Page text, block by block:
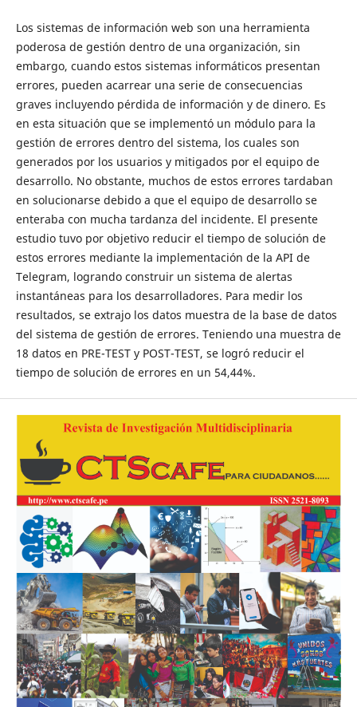
Los sistemas de información web son una herramienta
poderosa de gestión dentro de una organización, sin
embargo, cuando estos sistemas informáticos presentan
errores, pueden acarrear una serie de consecuencias
graves incluyendo pérdida de información y de dinero. Es
en esta situación que se implementó un módulo para la
gestión de errores dentro del sistema, los cuales son
generados por los usuarios y mitigados por el equipo de
desarrollo. No obstante, muchos de estos errores tardaban
en solucionarse debido a que el equipo de desarrollo se
enteraba con mucha tardanza del incidente. El presente
estudio tuvo por objetivo reducir el tiempo de solución de
estos errores mediante la implementación de la API de
Telegram, logrando construir un sistema de alertas
instantáneas para los desarrolladores. Para medir los
resultados, se extrajo los datos muestra de la base de datos
del sistema de gestión de errores. Teniendo una muestra de
18 datos en PRE-TEST y POST-TEST, se logró reducir el
tiempo de solución de errores en un 54,44%.